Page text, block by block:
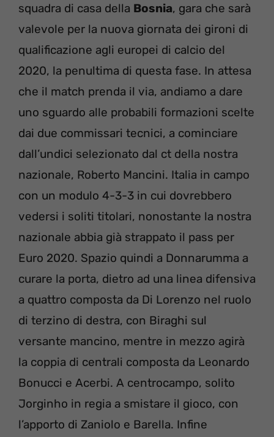
squadra di casa della Bosnia, gara che sarà
valevole per la nuova giornata dei gironi di
qualificazione agli europei di calcio del
2020, la penultima di questa fase. In attesa
che il match prenda il via, andiamo a dare
uno sguardo alle probabili formazioni scelte
dai due commissari tecnici, a cominciare
dall’undici selezionato dal ct della nostra
nazionale, Roberto Mancini. Italia in campo
con un modulo 4-3-3 in cui dovrebbero
vedersi i soliti titolari, nonostante la nostra
nazionale abbia già strappato il pass per
Euro 2020. Spazio quindi a Donnarumma a
curare la porta, dietro ad una linea difensiva
a quattro composta da Di Lorenzo nel ruolo
di terzino di destra, con Biraghi sul
versante mancino, mentre in mezzo agirà
la coppia di centrali composta da Leonardo
Bonucci e Acerbi. A centrocampo, solito
Jorginho in regia a smistare il gioco, con
l’apporto di Zaniolo e Barella. Infine